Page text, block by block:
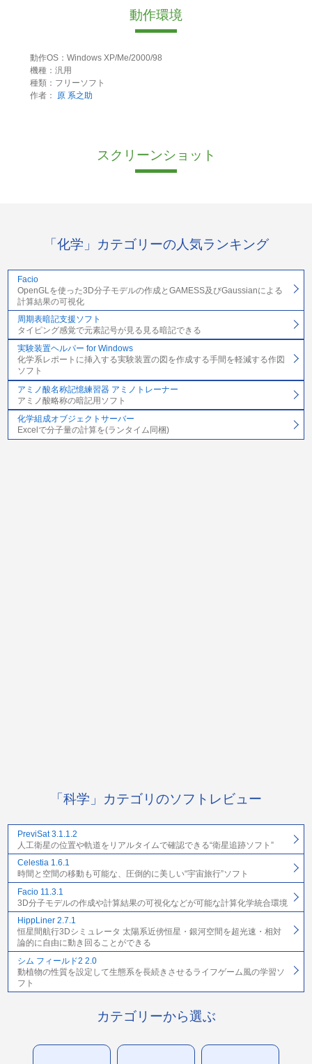
動作環境
動作OS：Windows XP/Me/2000/98
機種：汎用
種類：フリーソフト
作者：
原 系之助
スクリーンショット
「化学」カテゴリーの人気ランキング
Facio
OpenGLを使った3D分子モデルの作成とGAMESS及びGaussianによる
計算結果の可視化
周期表暗記支援ソフト
タイピング感覚で元素記号が見る見る暗記できる
実験装置ヘルパー for Windows
化学系レポートに挿入する実験装置の図を作成する手間を軽減する作図
ソフト
アミノ酸名称記憶練習器 アミノトレーナー
アミノ酸略称の暗記用ソフト
化学組成オブジェクトサーバー
Excelで分子量の計算を(ランタイム同梱)
「科学」カテゴリのソフトレビュー
PreviSat 3.1.1.2
人工衛星の位置や軌道をリアルタイムで確認できる“衛星追跡ソフト”
Celestia 1.6.1
時間と空間の移動も可能な、圧倒的に美しい“宇宙旅行”ソフト
Facio 11.3.1
3D分子モデルの作成や計算結果の可視化などが可能な計算化学統合環境
HippLiner 2.7.1
恒星間航行3Dシミュレータ 太陽系近傍恒星・銀河空間を超光速・相対
論的に自由に動き回ることができる
シム フィールド2 2.0
動植物の性質を設定して生態系を長続きさせるライフゲーム風の学習ソ
フト
カテゴリーから選ぶ